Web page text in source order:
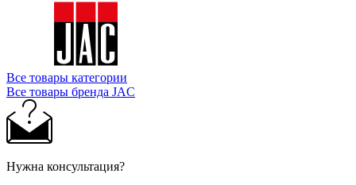
Все товары категории
Все товары бренда JAC
Нужна консультация?